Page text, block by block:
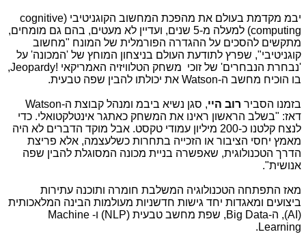
יבמ מקדמת בעולם את מהפכת המחשוב הקוגניטיבי (cognitive
computing
) למעלה מ-5 שנים, ועדיין לא מעטים, בהם גם מומחים,
מתקשים להסכים על ההגדרה הפורמלית של המונח "מחשוב
קוגניטיבי", שפרץ לתודעת העולם בניצחון המוחץ של 'המכונה' על
'נבחרת הנבחרים' של זוכי משחק הטלוויזיה האמריקאי Jeopardy!
,
בו הוכיח מחשב ה-Watson את יכולתו להבין שפה טבעית.
בזמנו הסביר רוב היי, סגן נשיא ביבמ ומנהל קבוצת ה-Watson
דאז: "בשלב הראשון ראינו את המשחק כאתגר אינטלקטואלי. כדי
לנצח קלטנו כ-200 מיליון עמודי טקסט. אבל מוקד הדברים לא היה
מאמץ יחסי הציבור או הזכייה בתחרות כשלעצמה, אלא פריצת
הדרך הטכנולוגית, שאפשרה בניית מכונה המסוגלת להבין שפה
אנושית".
מאז התפתחה הטכנולוגיה המשלבת חומרה ותוכנה עתירות
ביצועים ומאגדות יחד גישות חדשניות מעולמות הבינה המלאכותית
(
AI), ה-Big Data, שפת מחשב טבעית (NLP) ו- Machine
Learning
.